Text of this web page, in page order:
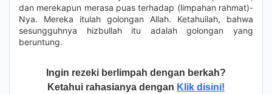
dan merekapun merasa puas terhadap (limpahan rahmat)-
Nya. Mereka itulah golongan Allah. Ketahuilah, bahwa
sesungguhnya hizbullah itu adalah golongan yang
beruntung.
Ingin rezeki berlimpah dengan berkah?
Ketahui rahasianya dengan Klik disini!